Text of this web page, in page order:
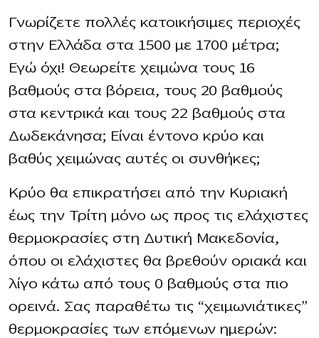
Γνωρίζετε πολλές κατοικήσιμες περιοχές
στην Ελλάδα στα 1500 με 1700 μέτρα;
Εγώ όχι! Θεωρείτε χειμώνα τους 16
βαθμούς στα βόρεια, τους 20 βαθμούς
στα κεντρικά και τους 22 βαθμούς στα
Δωδεκάνησα; Είναι έντονο κρύο και
βαθύς χειμώνας αυτές οι συνθήκες;
Κρύο θα επικρατήσει από την Κυριακή
έως την Τρίτη μόνο ως προς τις ελάχιστες
θερμοκρασίες στη Δυτική Μακεδονία,
όπου οι ελάχιστες θα βρεθούν οριακά και
λίγο κάτω από τους 0 βαθμούς στα πιο
ορεινά. Σας παραθέτω τις “χειμωνιάτικες”
θερμοκρασίες των επόμενων ημερών: